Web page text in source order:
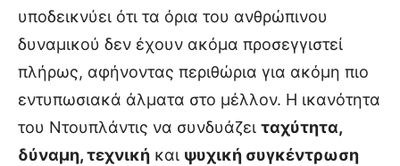
υποδεικνύει ότι τα όρια του ανθρώπινου
δυναμικού δεν έχουν ακόμα προσεγγιστεί
πλήρως, αφήνοντας περιθώρια για ακόμη πιο
εντυπωσιακά άλματα στο μέλλον. Η ικανότητα
του Ντουπλάντις να συνδυάζει ταχύτητα,
δύναμη, τεχνική και ψυχική συγκέντρωση